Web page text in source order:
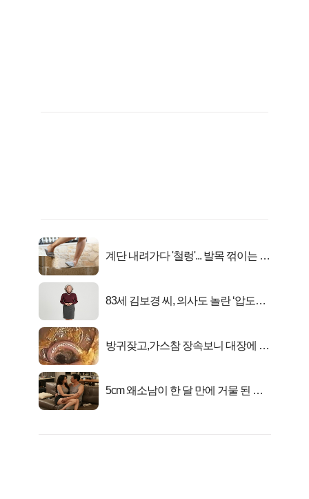
계단 내려가다 '철렁'... 발목 꺾이는 이
83세 김보경 씨, 의사도 놀란 ‘압도적
방귀잦고,가스참 장속보니 대장에 똥
5cm 왜소남이 한 달 만에 거물 된 사